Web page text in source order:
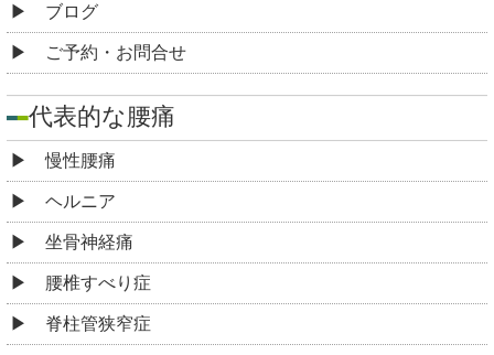
ブログ
ご予約・お問合せ
代表的な腰痛
慢性腰痛
ヘルニア
坐骨神経痛
腰椎すべり症
脊柱管狭窄症